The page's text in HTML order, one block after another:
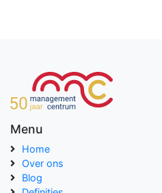
Menu
Home
Over ons
Blog